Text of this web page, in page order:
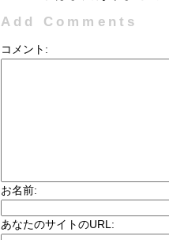
Add Comments
コメント:
お名前:
あなたのサイトのURL: